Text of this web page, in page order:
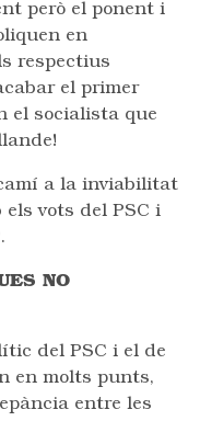
però el ponent i
en
respectius
el primer
el socialista que
a la inviabilitat
els vots del PSC i
NO
del PSC i el de
en molts punts,
entre les